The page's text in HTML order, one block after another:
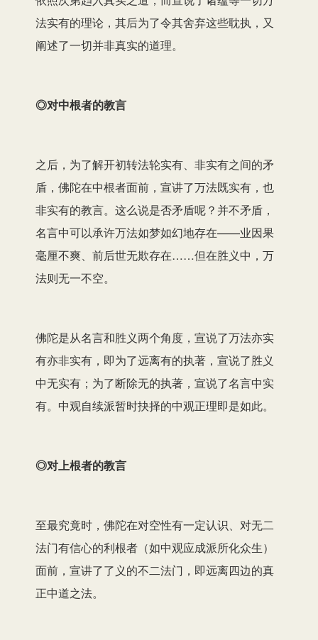
法实有的理论，其后为了令其舍弃这些耽执，又
阐述了一切并非真实的道理。
◎对中根者的教言
之后，为了解开初转法轮实有、非实有之间的矛
盾，佛陀在中根者面前，宣讲了万法既实有，也
非实有的教言。这么说是否矛盾呢？并不矛盾，
名言中可以承许万法如梦如幻地存在——业因果
毫厘不爽、前后世无欺存在……但在胜义中，万
法则无一不空。
佛陀是从名言和胜义两个角度，宣说了万法亦实
有亦非实有，即为了远离有的执著，宣说了胜义
中无实有；为了断除无的执著，宣说了名言中实
有。中观自续派暂时抉择的中观正理即是如此。
◎对上根者的教言
至最究竟时，佛陀在对空性有一定认识、对无二
法门有信心的利根者（如中观应成派所化众生）
面前，宣讲了了义的不二法门，即远离四边的真
正中道之法。